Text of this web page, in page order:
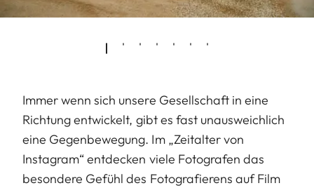
Immer wenn sich unsere Gesellschaft in eine
Richtung entwickelt, gibt es fast unausweichlich
eine Gegenbewegung. Im „Zeitalter von
Instagram“ entdecken viele Fotografen das
besondere Gefühl des Fotografierens auf Film